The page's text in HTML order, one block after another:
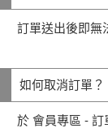
訂單送出後即無
如何取消訂單？
於 會員專區 - 訂